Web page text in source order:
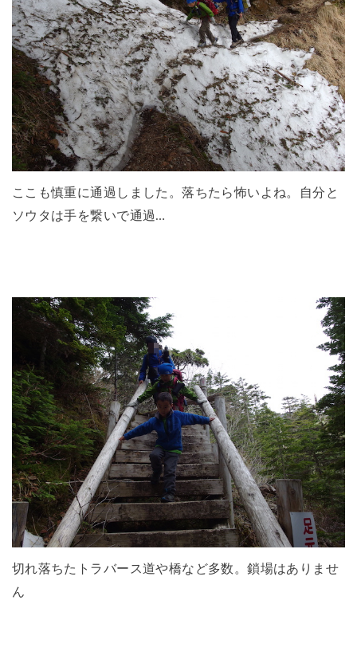
ここも慎重に通過しました。落ちたら怖いよね。自分と
ソウタは手を繋いで通過…
切れ落ちたトラバース道や橋など多数。鎖場はありませ
ん